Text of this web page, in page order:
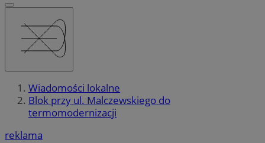
Wiadomości lokalne
Blok przy ul. Malczewskiego do
termomodernizacji
reklama